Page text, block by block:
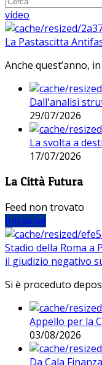
video
La Pastascitta
Anche quest’anno,
Dall'analisi
29/07/2026
La svolta a
17/07/2026
La Città Futura
Feed non trovato
Iniziative
Stadio della Roma a
il giudizio negativo
Si è proceduto
Appello per la
03/08/2026
Da Cala